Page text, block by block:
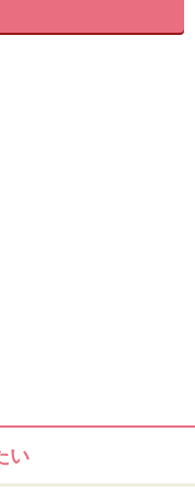
くれる効果も期待で
い